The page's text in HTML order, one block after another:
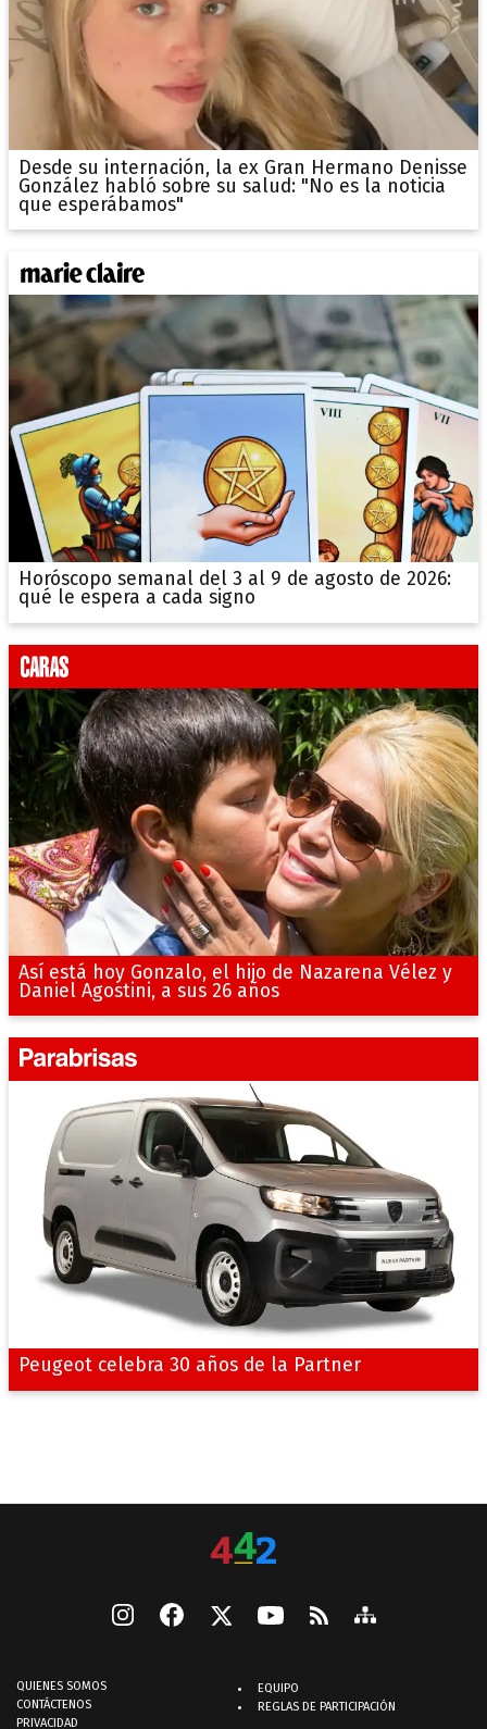
Desde su internación, la ex Gran Hermano Denisse
González habló sobre su salud: "No es la noticia
que esperábamos"
Horóscopo semanal del 3 al 9 de agosto de 2026:
qué le espera a cada signo
Así está hoy Gonzalo, el hijo de Nazarena Vélez y
Daniel Agostini, a sus 26 años
Peugeot celebra 30 años de la Partner
QUIENES SOMOS
CONTÁCTENOS
PRIVACIDAD
EQUIPO
REGLAS DE PARTICIPACIÓN